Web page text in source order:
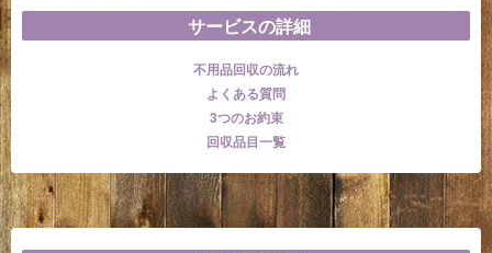
サービスの詳細
不用品回収の流れ
よくある質問
3つのお約束
回収品目一覧